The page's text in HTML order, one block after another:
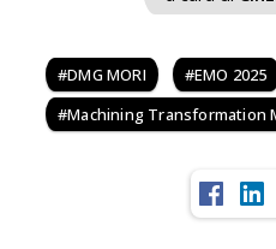
DMG MORI
EMO 2025
Machining Transformation